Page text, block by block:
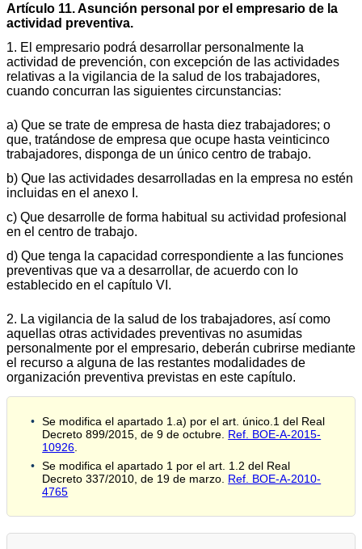
Artículo 11. Asunción personal por el empresario de la
actividad preventiva.
1. El empresario podrá desarrollar personalmente la
actividad de prevención, con excepción de las actividades
relativas a la vigilancia de la salud de los trabajadores,
cuando concurran las siguientes circunstancias:
a) Que se trate de empresa de hasta diez trabajadores; o
que, tratándose de empresa que ocupe hasta veinticinco
trabajadores, disponga de un único centro de trabajo.
b) Que las actividades desarrolladas en la empresa no estén
incluidas en el anexo I.
c) Que desarrolle de forma habitual su actividad profesional
en el centro de trabajo.
d) Que tenga la capacidad correspondiente a las funciones
preventivas que va a desarrollar, de acuerdo con lo
establecido en el capítulo VI.
2. La vigilancia de la salud de los trabajadores, así como
aquellas otras actividades preventivas no asumidas
personalmente por el empresario, deberán cubrirse mediante
el recurso a alguna de las restantes modalidades de
organización preventiva previstas en este capítulo.
Se modifica el apartado 1.a) por el art. único.1 del Real
Decreto 899/2015, de 9 de octubre. Ref. BOE-A-2015-
10926
Se modifica el apartado 1 por el art. 1.2 del Real
Decreto 337/2010, de 19 de marzo. Ref. BOE-A-2010-
4765